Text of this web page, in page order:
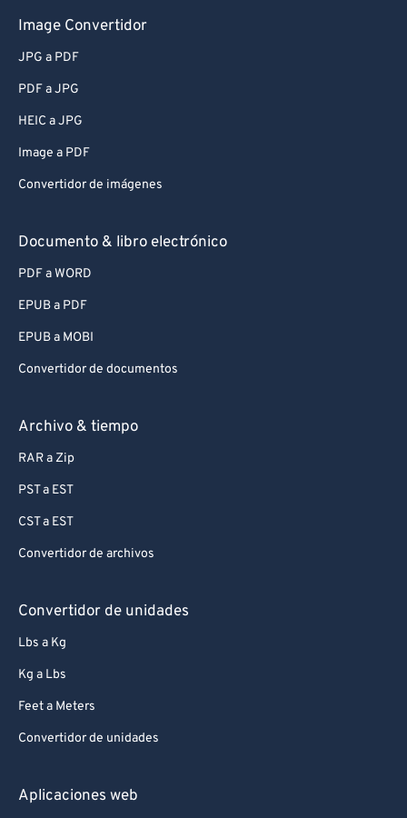
Image Convertidor
JPG a PDF
PDF a JPG
HEIC a JPG
Image a PDF
Convertidor de imágenes
Documento & libro electrónico
PDF a WORD
EPUB a PDF
EPUB a MOBI
Convertidor de documentos
Archivo & tiempo
RAR a Zip
PST a EST
CST a EST
Convertidor de archivos
Convertidor de unidades
Lbs a Kg
Kg a Lbs
Feet a Meters
Convertidor de unidades
Aplicaciones web